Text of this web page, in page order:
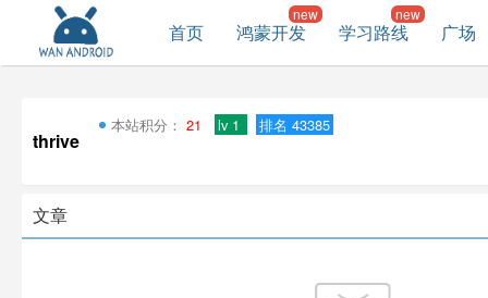
首页 鸿蒙开发 学习路线 广场
thrive
本站积分： 21 lv 1 排名 43385
文章